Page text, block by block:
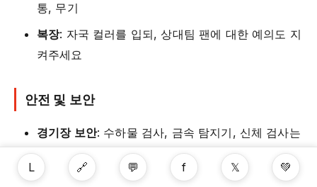
통, 무기
복장: 자국 컬러를 입되, 상대팀 팬에 대한 예의도 지
켜주세요
안전 및 보안
경기장 보안: 수하물 검사, 금속 탐지기, 신체 검사는
기본
군중 관리: 상대 팬 전용 입퇴장 구역 분리; 안전 요
L 🔗 💬 f 𝕏 💚